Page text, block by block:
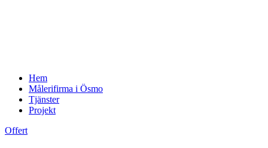
Hem
Målerifirma i Ösmo
Tjänster
Projekt
Offert